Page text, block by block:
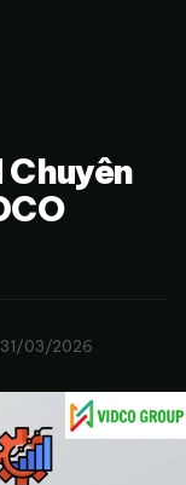
Chuyên
31/03/2026